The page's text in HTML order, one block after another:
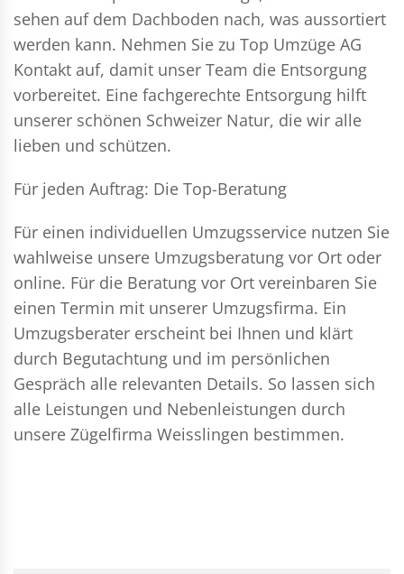
sehen auf dem Dachboden nach, was aussortiert
werden kann. Nehmen Sie zu Top Umzüge AG
Kontakt auf, damit unser Team die Entsorgung
vorbereitet. Eine fachgerechte Entsorgung hilft
unserer schönen Schweizer Natur, die wir alle
lieben und schützen.
Für jeden Auftrag: Die Top-Beratung
Für einen individuellen Umzugsservice nutzen Sie
wahlweise unsere Umzugsberatung vor Ort oder
online. Für die Beratung vor Ort vereinbaren Sie
einen Termin mit unserer Umzugsfirma. Ein
Umzugsberater erscheint bei Ihnen und klärt
durch Begutachtung und im persönlichen
Gespräch alle relevanten Details. So lassen sich
alle Leistungen und Nebenleistungen durch
unsere Zügelfirma Weisslingen bestimmen.